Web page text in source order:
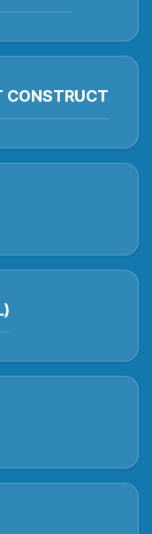
CONSTRUCT